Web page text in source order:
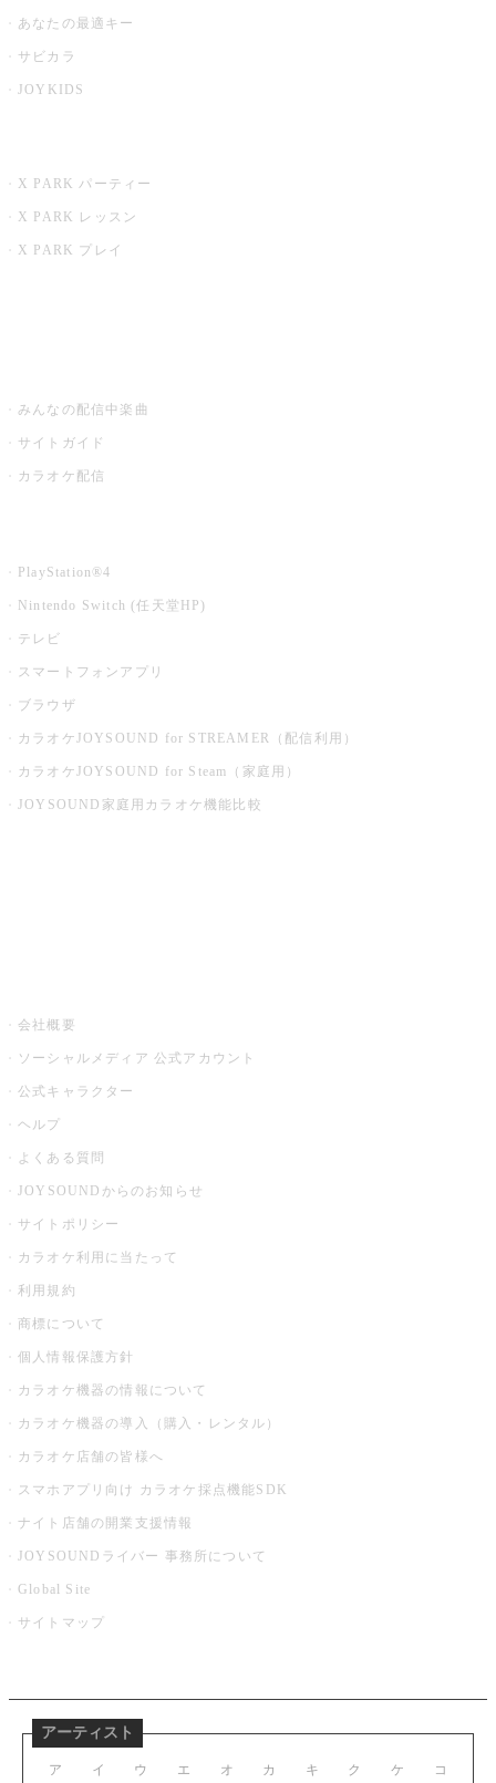
あなたの最適キー
サビカラ
JOYKIDS
X PARK パーティー
X PARK レッスン
X PARK プレイ
みんなの配信中楽曲
サイトガイド
カラオケ配信
PlayStation®4
Nintendo Switch (任天堂HP)
テレビ
スマートフォンアプリ
ブラウザ
カラオケJOYSOUND for STREAMER（配信利用）
カラオケJOYSOUND for Steam（家庭用）
JOYSOUND家庭用カラオケ機能比較
会社概要
ソーシャルメディア 公式アカウント
公式キャラクター
ヘルプ
よくある質問
JOYSOUNDからのお知らせ
サイトポリシー
カラオケ利用に当たって
利用規約
商標について
個人情報保護方針
カラオケ機器の情報について
カラオケ機器の導入（購入・レンタル）
カラオケ店舗の皆様へ
スマホアプリ向け カラオケ採点機能SDK
ナイト店舗の開業支援情報
JOYSOUNDライバー 事務所について
Global Site
サイトマップ
アーティスト
ア イ ウ エ オ カ キ ク ケ コ